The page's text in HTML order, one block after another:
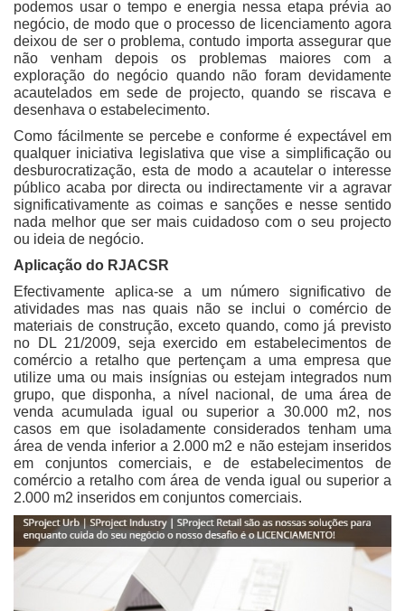
podemos usar o tempo e energia nessa etapa prévia ao
negócio, de modo que o processo de licenciamento agora
deixou de ser o problema, contudo importa assegurar que
não venham depois os problemas maiores com a
exploração do negócio quando não foram devidamente
acautelados em sede de projecto, quando se riscava e
desenhava o estabelecimento.
Como fácilmente se percebe e conforme é expectável em
qualquer iniciativa legislativa que vise a simplificação ou
desburocratização, esta de modo a acautelar o interesse
público acaba por directa ou indirectamente vir a agravar
significativamente as coimas e sanções e nesse sentido
nada melhor que ser mais cuidadoso com o seu projecto
ou ideia de negócio.
Aplicação do RJACSR
Efectivamente aplica-se a um número significativo de
atividades mas nas quais não se inclui o comércio de
materiais de construção, exceto quando, como já previsto
no DL 21/2009, seja exercido em estabelecimentos de
comércio a retalho que pertençam a uma empresa que
utilize uma ou mais insígnias ou estejam integrados num
grupo, que disponha, a nível nacional, de uma área de
venda acumulada igual ou superior a 30.000 m2, nos
casos em que isoladamente considerados tenham uma
área de venda inferior a 2.000 m2 e não estejam inseridos
em conjuntos comerciais, e de estabelecimentos de
comércio a retalho com área de venda igual ou superior a
2.000 m2 inseridos em conjuntos comerciais.